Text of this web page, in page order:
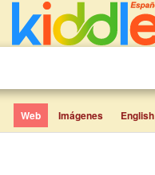
Web Imágenes English